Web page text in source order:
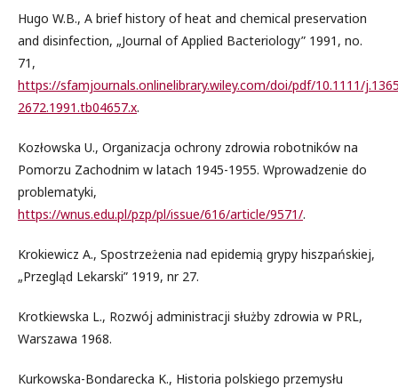
Hugo W.B., A brief history of heat and chemical preservation
and disinfection, „Journal of Applied Bacteriology” 1991, no.
71,
https://sfamjournals.onlinelibrary.wiley.com/doi/pdf/10.1111/
2672.1991.tb04657.x.
Kozłowska U., Organizacja ochrony zdrowia robotników na
Pomorzu Zachodnim w latach 1945-1955. Wprowadzenie do
problematyki,
https://wnus.edu.pl/pzp/pl/issue/616/article/9571/.
Krokiewicz A., Spostrzeżenia nad epidemią grypy hiszpańskiej,
„Przegląd Lekarski” 1919, nr 27.
Krotkiewska L., Rozwój administracji służby zdrowia w PRL,
Warszawa 1968.
Kurkowska-Bondarecka K., Historia polskiego przemysłu